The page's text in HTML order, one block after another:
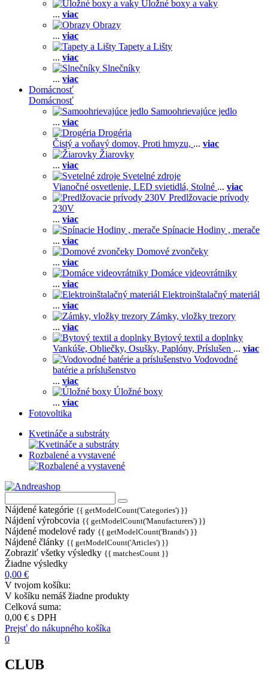
Úložné boxy a vaky
... viac
Obrazy
... viac
Tapety a Lišty
... viac
Slnečníky
... viac
Domácnosť
Domácnosť
Samoohrievajúce jedlo
... viac
Drogéria
Čistý a voňavý domov, Proti hmyzu, ... viac
Žiarovky
... viac
Svetelné zdroje
Vianočné osvetlenie, LED svietidlá, Stolné ... viac
Predlžovacie prívody
230V
... viac
Spínacie Hodiny , merače
... viac
Domové zvončeky
... viac
Domáce videovrátniky
... viac
Elektroinštalačný materiál
... viac
Zámky, vložky trezory
... viac
Bytový textil a doplnky
Vankúše, Obliečky, Osušky, Paplóny, Príslušen ... viac
Vodovodné
batérie a príslušenstvo
... viac
Úložné boxy
... viac
Fotovoltika
Kvetináče a substráty
Rozbalené a vystavené
Nájdené kategórie {{ getModelCount('Categories') }}
Nájdení výrobcovia {{ getModelCount('Manufacturers') }}
Nájdené modelové rady {{ getModelCount('Brands') }}
Nájdené články {{ getModelCount('Articles') }}
Zobraziť všetky výsledky {{ matchesCount }}
Žiadne výsledky
0,00 €
V tvojom košíku:
V košíku nemáš žiadne produkty
Celková suma:
0,00 € s DPH
Prejsť do nákupného košíka
0
CLUB